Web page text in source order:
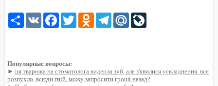
Share VK Facebook
TwitterOdnoklassniki
TelegramMail.Ru
Популярные вопросы:
►ця тварюка на стоматолога видерла зуб, але з'явилися ускладнення. все
розпухло, всюди гній, можу запросити гроші назад?